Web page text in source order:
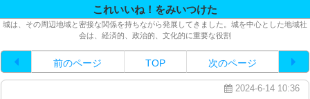
これいいね！をみいつけた
城は、その周辺地域と密接な関係を持ちながら発展してきました。城を中心とした地域社
会は、経済的、政治的、文化的に重要な役割
前のページ TOP 次のページ
2024-6-14 10:36